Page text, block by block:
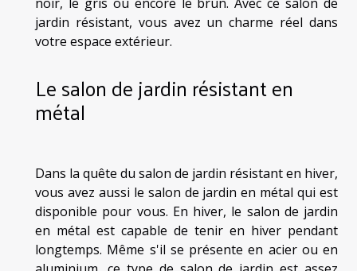
noir, le gris ou encore le brun. Avec ce salon de
jardin résistant, vous avez un charme réel dans
votre espace extérieur.
Le salon de jardin résistant en
métal
Dans la quête du salon de jardin résistant en hiver,
vous avez aussi le salon de jardin en métal qui est
disponible pour vous. En hiver, le salon de jardin
en métal est capable de tenir en hiver pendant
longtemps. Même s'il se présente en acier ou en